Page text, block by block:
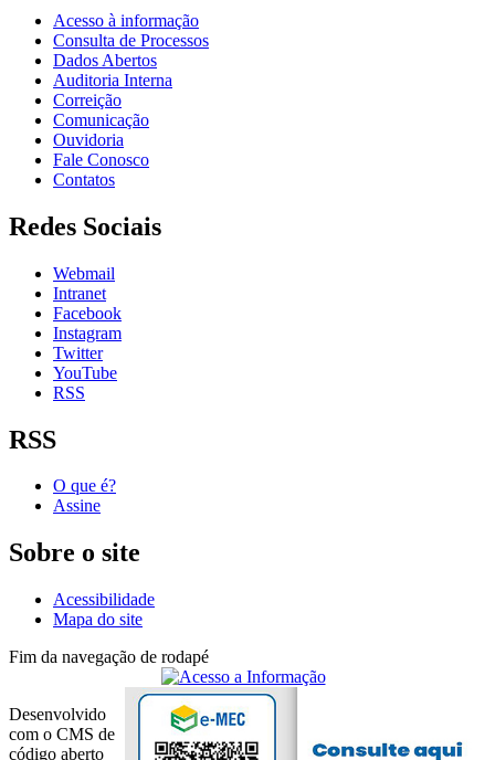
Acesso à informação
Consulta de Processos
Dados Abertos
Auditoria Interna
Correição
Comunicação
Ouvidoria
Fale Conosco
Contatos
Redes Sociais
Webmail
Intranet
Facebook
Instagram
Twitter
YouTube
RSS
RSS
O que é?
Assine
Sobre o site
Acessibilidade
Mapa do site
Fim da navegação de rodapé
Desenvolvido
com o CMS de
código aberto